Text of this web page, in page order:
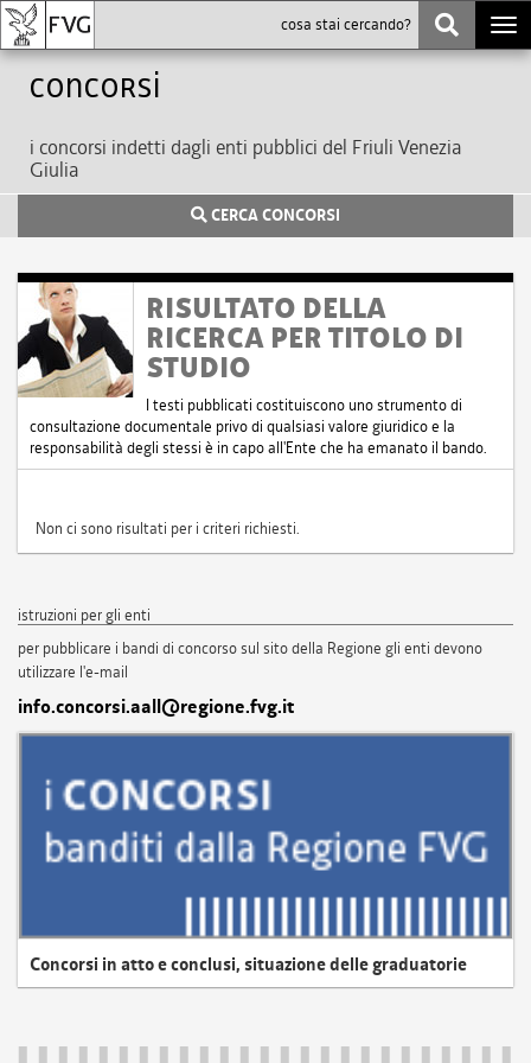
Concorsi
i concorsi indetti dagli enti pubblici del Friuli Venezia
Giulia
CERCA CONCORSI
RISULTATO DELLA
RICERCA PER TITOLO DI
STUDIO
I testi pubblicati costituiscono uno strumento di
consultazione documentale privo di qualsiasi valore giuridico e la
responsabilità degli stessi è in capo all'Ente che ha emanato il bando.
Non ci sono risultati per i criteri richiesti.
istruzioni per gli enti
per pubblicare i bandi di concorso sul sito della Regione gli enti devono
utilizzare l'e-mail
info.concorsi.aall@regione.fvg.it
Concorsi in atto e conclusi, situazione delle graduatorie